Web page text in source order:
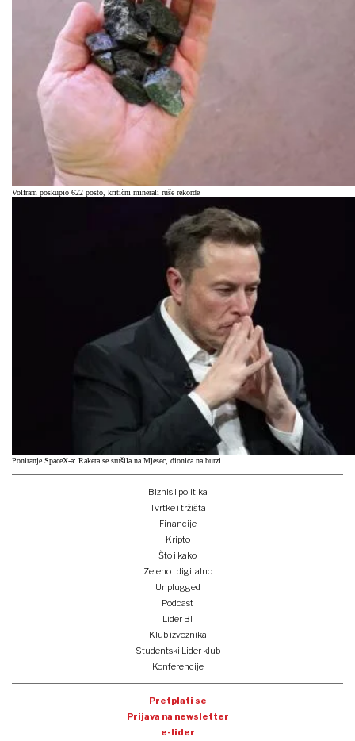
Volfram poskupio 622 posto, kritični minerali ruše rekorde
Poniranje SpaceX-a: Raketa se srušila na Mjesec, dionica na burzi
Biznis i politika
Tvrtke i tržišta
Financije
Kripto
Što i kako
Zeleno i digitalno
Unplugged
Podcast
Lider BI
Klub izvoznika
Studentski Lider klub
Konferencije
Pretplati se
Prijava na newsletter
e-lider